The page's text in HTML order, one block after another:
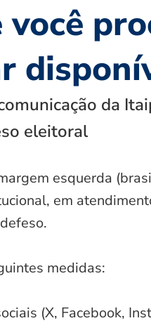
da
eleitoral
esquerda
em
medidas:
(X, Facebook,